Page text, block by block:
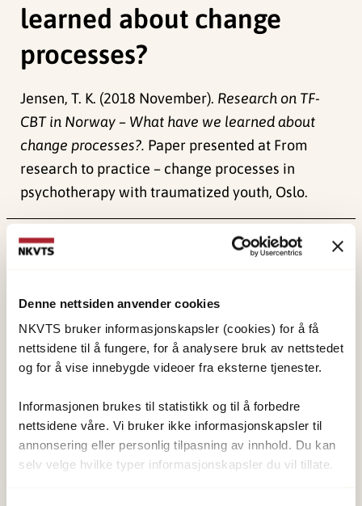
Denne nettsiden anvender cookies
NKVTS bruker informasjonskapsler (cookies) for å få
nettsidene til å fungere, for å analysere bruk av nettstedet
og for å vise innebygde videoer fra eksterne tjenester.
Informasjonen brukes til statistikk og til å forbedre
nettsidene våre. Vi bruker ikke informasjonskapsler til
annonsering eller personlig tilpasning av innhold. Du kan
selv velge hvilke typer informasjonskapsler du vil tillate.
learned about change
processes?
Jensen, T. K. (2018 November). Research on TF-
CBT in Norway – What have we learned about
change processes?. Paper presented at From
research to practice – change processes in
psychotherapy with traumatized youth, Oslo.
Publisert:
om vold og traumatisk stress. Formålet er å bidra
til å forebygge og redusere de helsemessige og
sosiale konsekvensene som vold og traumatisk